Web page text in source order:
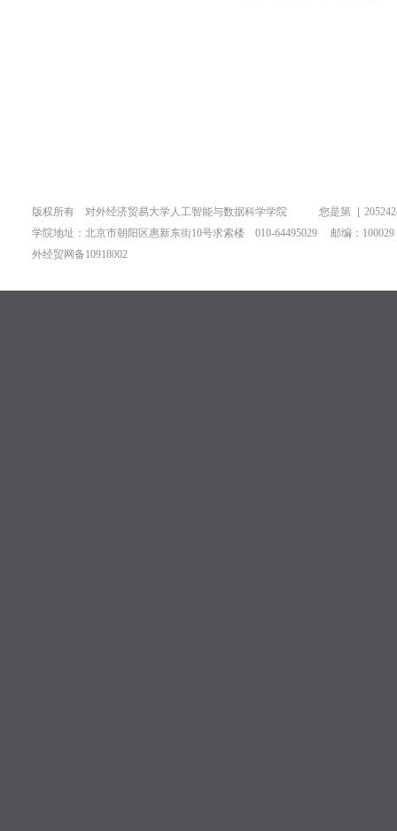
版权所有 对外经济贸易大学人工智能与数据科学学院 您是第［
学院地址：北京市朝阳区惠新东街10号求索楼 010-64495029 邮编：100029
外经贸网备10918002